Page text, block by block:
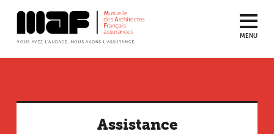
MENU
Assistance